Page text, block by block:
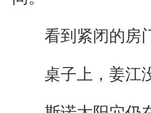
看到紧闭的房门
桌子上，姜江没